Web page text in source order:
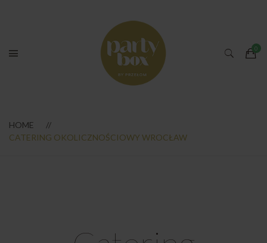
HOME
CATERING OKOLICZNOŚCIOWY WROCŁAW